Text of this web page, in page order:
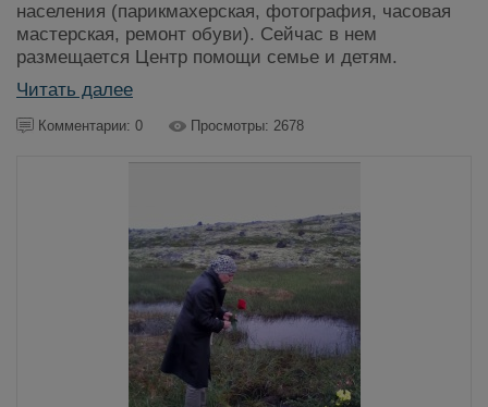
населения (парикмахерская, фотография, часовая
мастерская, ремонт обуви). Сейчас в нем
размещается Центр помощи семье и детям.
Читать далее
Комментарии: 0 Просмотры: 2678